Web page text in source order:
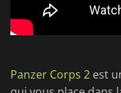
Panzer Corps 2 est